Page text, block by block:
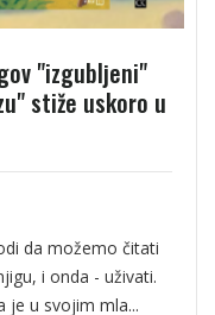
"izgubljeni"
stiže uskoro u
da možemo čitati
i onda - uživati.
je u svojim mla...